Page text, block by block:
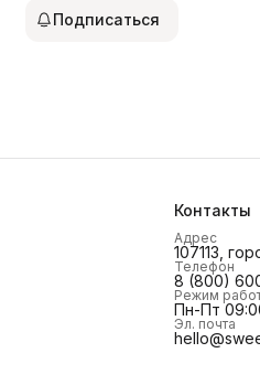
Подписаться
Контакты
Адрес
107113,
Телефон
8 (800)
Режим
Пн-Пт
Эл. почта